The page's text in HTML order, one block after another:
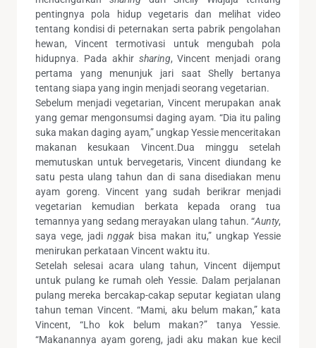
pentingnya pola hidup vegetaris dan melihat video
tentang kondisi di peternakan serta pabrik pengolahan
hewan, Vincent termotivasi untuk mengubah pola
hidupnya. Pada akhir sharing, Vincent menjadi orang
pertama yang menunjuk jari saat Shelly bertanya
tentang siapa yang ingin menjadi seorang vegetarian.
Sebelum menjadi vegetarian, Vincent merupakan anak
yang gemar mengonsumsi daging ayam. “Dia itu paling
suka makan daging ayam,” ungkap Yessie menceritakan
makanan kesukaan Vincent.Dua minggu setelah
memutuskan untuk bervegetaris, Vincent diundang ke
satu pesta ulang tahun dan di sana disediakan menu
ayam goreng. Vincent yang sudah berikrar menjadi
vegetarian kemudian berkata kepada orang tua
temannya yang sedang merayakan ulang tahun. “Aunty,
saya vege, jadi nggak bisa makan itu,” ungkap Yessie
menirukan perkataan Vincent waktu itu.
Setelah selesai acara ulang tahun, Vincent dijemput
untuk pulang ke rumah oleh Yessie. Dalam perjalanan
pulang mereka bercakap-cakap seputar kegiatan ulang
tahun teman Vincent. “Mami, aku belum makan,” kata
Vincent, “Lho kok belum makan?” tanya Yessie.
“Makanannya ayam goreng, jadi aku makan kue kecil